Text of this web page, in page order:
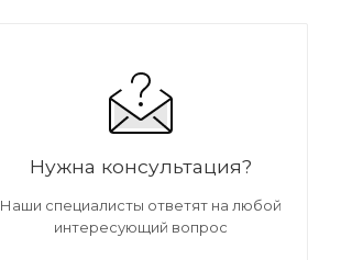
Нужна консультация?
Наши специалисты ответят на любой
интересующий вопрос